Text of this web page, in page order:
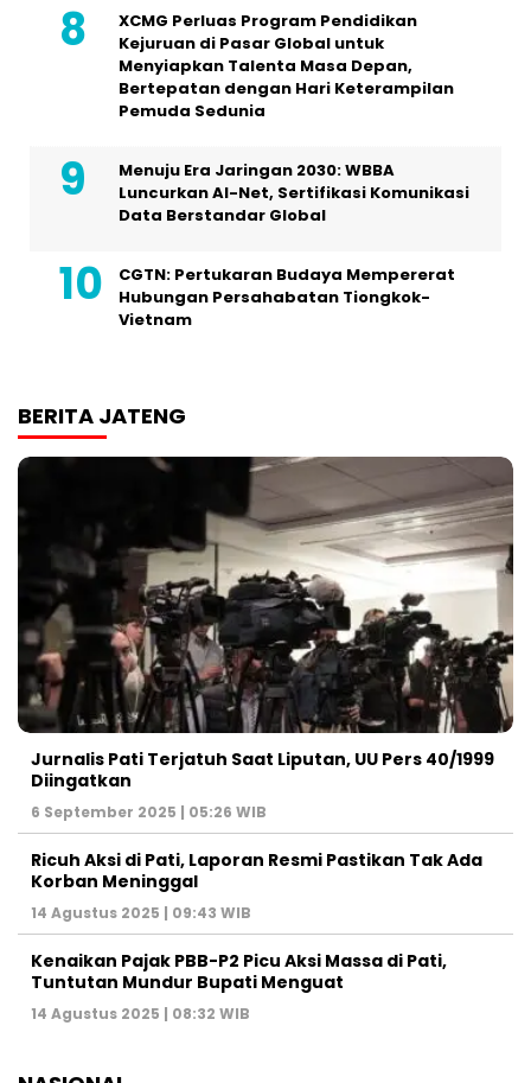
XCMG Perluas Program Pendidikan
Kejuruan di Pasar Global untuk
Menyiapkan Talenta Masa Depan,
Bertepatan dengan Hari Keterampilan
Pemuda Sedunia
Menuju Era Jaringan 2030: WBBA
Luncurkan AI-Net, Sertifikasi Komunikasi
Data Berstandar Global
CGTN: Pertukaran Budaya Mempererat
Hubungan Persahabatan Tiongkok-
Vietnam
BERITA JATENG
Jurnalis Pati Terjatuh Saat Liputan, UU Pers 40/1999
Diingatkan
6 September 2025 | 05:26 WIB
Ricuh Aksi di Pati, Laporan Resmi Pastikan Tak Ada
Korban Meninggal
14 Agustus 2025 | 09:43 WIB
Kenaikan Pajak PBB-P2 Picu Aksi Massa di Pati,
Tuntutan Mundur Bupati Menguat
14 Agustus 2025 | 08:32 WIB